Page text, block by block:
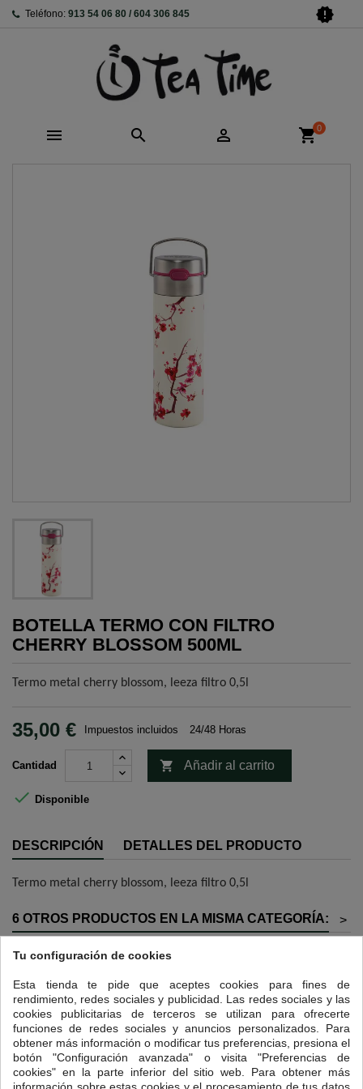
Teléfono: 913 54 06 80 / 604 306 845 new_releases
   shopping_cart0
BOTELLA TERMO CON FILTRO
CHERRY BLOSSOM 500ML
Termo metal cherry blossom, leeza filtro 0,5l
35,00 € Impuestos incluidos 24/48 Horas
Cantidad  Añadir al carrito
 Disponible
DESCRIPCIÓN DETALLES DEL PRODUCTO
Termo metal cherry blossom, leeza filtro 0,5l
6 OTROS PRODUCTOS EN LA MISMA CATEGORÍA:
>
Tu configuración de cookies
Esta tienda te pide que aceptes cookies para fines de
rendimiento, redes sociales y publicidad. Las redes sociales y las
cookies publicitarias de terceros se utilizan para ofrecerte
funciones de redes sociales y anuncios personalizados. Para
obtener más información o modificar tus preferencias, presiona el
botón "Configuración avanzada" o visita "Preferencias de
cookies" en la parte inferior del sitio web. Para obtener más